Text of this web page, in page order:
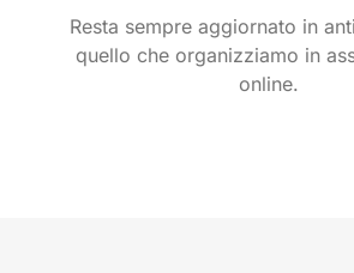
Resta sempre aggiornato in
quello che organizziamo in
online.